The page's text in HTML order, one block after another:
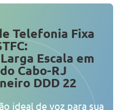
Telefonia Fixa
Escala em
Cabo-RJ
DDD 22
ideal de voz para sua